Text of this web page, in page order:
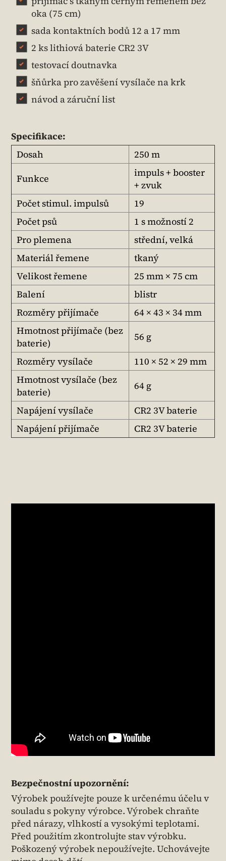
oka (75 cm)
sada kontaktních bodů 12 a 17 mm
2 ks lithiová baterie CR2 3V
testovací doutnavka
šňůrka pro zavěšení vysílače na krk
návod a záruční list
Specifikace:
Dosah
250 m
Funkce
impuls + booster
+ zvuk
Počet stimul. impulsů
19
Počet psů
1 s možností 2
Pro plemena
střední, velká
Materiál řemene
tkaný
Velikost řemene
25 mm × 75 cm
Balení
blistr
Rozměry přijímače
64 × 43 × 34 mm
Hmotnost přijímače (bez
baterie)
56 g
Rozměry vysílače
110 × 52 × 29 mm
Hmotnost vysílače (bez
baterie)
64 g
Napájení vysílače
CR2 3V baterie
Napájení přijímače
CR2 3V baterie
Bezpečnostní upozornění:
Výrobek používejte pouze k určenému účelu v
souladu s pokyny výrobce. Výrobek chraňte
před nárazy, vlhkostí a vysokými teplotami.
Před použitím zkontrolujte stav výrobku.
Poškozený výrobek nepoužívejte. Uchovávejte